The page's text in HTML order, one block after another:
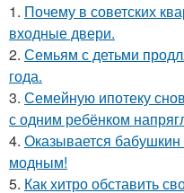
1. Почему в советских
входные двери.
2. Семьям с детьми
года.
3. Семейную ипотеку
с одним ребёнком
4. Оказывается
модным!
5. Как хитро обставить